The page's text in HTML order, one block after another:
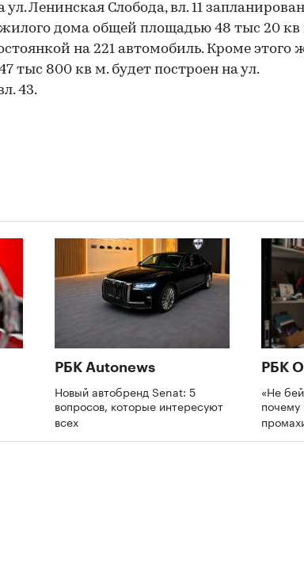
ул. Ленинская Слобода, вл. 11
дома общей площадью 48 тыс 20 кв
на 221 автомобиль. Кроме этого
тыс 800 кв м. будет построен на ул.
43.
РБК Autonews
Новый автобренд Senat: 5
вопросов, которые интересуют
всех
РБК
«Не
почему